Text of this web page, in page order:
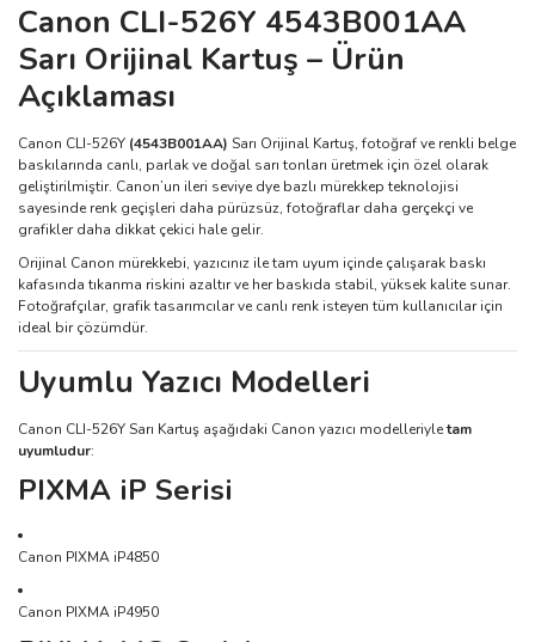
Canon CLI-526Y 4543B001AA
Sarı Orijinal Kartuş – Ürün
Açıklaması
Canon CLI-526Y (4543B001AA) Sarı Orijinal Kartuş, fotoğraf ve renkli belge
baskılarında canlı, parlak ve doğal sarı tonları üretmek için özel olarak
geliştirilmiştir. Canon’un ileri seviye dye bazlı mürekkep teknolojisi
sayesinde renk geçişleri daha pürüzsüz, fotoğraflar daha gerçekçi ve
grafikler daha dikkat çekici hale gelir.
Orijinal Canon mürekkebi, yazıcınız ile tam uyum içinde çalışarak baskı
kafasında tıkanma riskini azaltır ve her baskıda stabil, yüksek kalite sunar.
Fotoğrafçılar, grafik tasarımcılar ve canlı renk isteyen tüm kullanıcılar için
ideal bir çözümdür.
Uyumlu Yazıcı Modelleri
Canon CLI-526Y Sarı Kartuş aşağıdaki Canon yazıcı modelleriyletam
uyumludur:
PIXMA iP Serisi
Canon PIXMA iP4850
Canon PIXMA iP4950